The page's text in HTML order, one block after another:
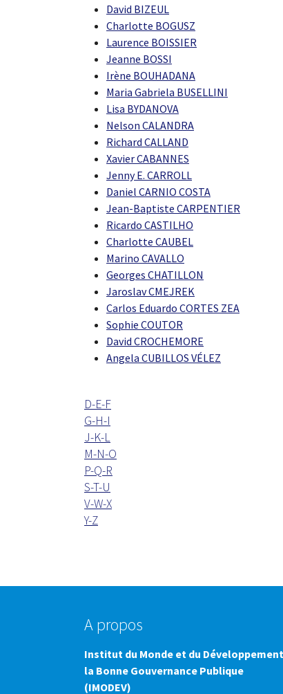
David BIZEUL
Charlotte BOGUSZ
Laurence BOISSIER
Jeanne BOSSI
Irène BOUHADANA
Maria Gabriela BUSELLINI
Lisa BYDANOVA
Nelson CALANDRA
Richard CALLAND
Xavier CABANNES
Jenny E. CARROLL
Daniel CARNIO COSTA
Jean-Baptiste CARPENTIER
Ricardo CASTILHO
Charlotte CAUBEL
Marino CAVALLO
Georges CHATILLON
Jaroslav CMEJREK
Carlos Eduardo CORTES ZEA
Sophie COUTOR
David CROCHEMORE
Angela CUBILLOS VÉLEZ
D-E-F
G-H-I
J-K-L
M-N-O
P-Q-R
S-T-U
V-W-X
Y-Z
A propos
Institut du Monde et du
la Bonne Gouvernance Publique
(IMODEV)